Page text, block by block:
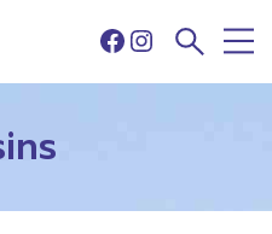
Facebook
Instagram